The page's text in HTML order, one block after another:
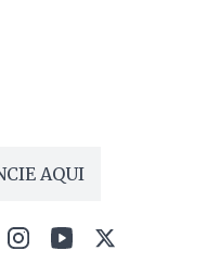
AQUI